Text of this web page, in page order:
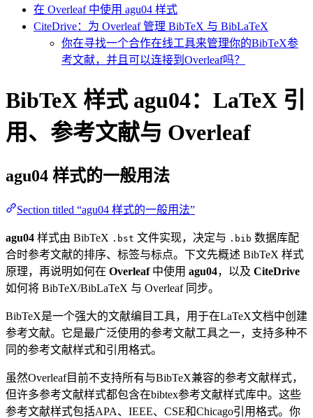
在 Overleaf 中使用 agu04 样式
CiteDrive：为 Overleaf 管理 BibTeX 与 BibLaTeX
你在寻找一个合作在线工具来管理你的BibTeX参
考文献，并且可以连接到Overleaf吗？
BibTeX 样式 agu04：LaTeX 引
用、参考文献与 Overleaf
agu04 样式的一般用法
Section titled “agu04 样式的一般用法”
agu04 样式由 BibTeX .bst 文件实现，决定与 .bib 数据库配
合时参考文献的排序、标签与标点。下文先概述 BibTeX 样式
原理，再说明如何在 Overleaf中使用 agu04，以及 CiteDrive
如何将 BibTeX/BibLaTeX 与 Overleaf 同步。
BibTeX是一个强大的文献编目工具，用于在LaTeX文档中创建
参考文献。它是最广泛使用的参考文献工具之一，支持多种不
同的参考文献样式和引用格式。
虽然Overleaf目前不支持所有与BibTeX兼容的参考文献样式，
但许多参考文献样式都包含在bibtex参考文献样式库中。这些
参考文献样式包括APA、IEEE、CSE和Chicago引用格式。你